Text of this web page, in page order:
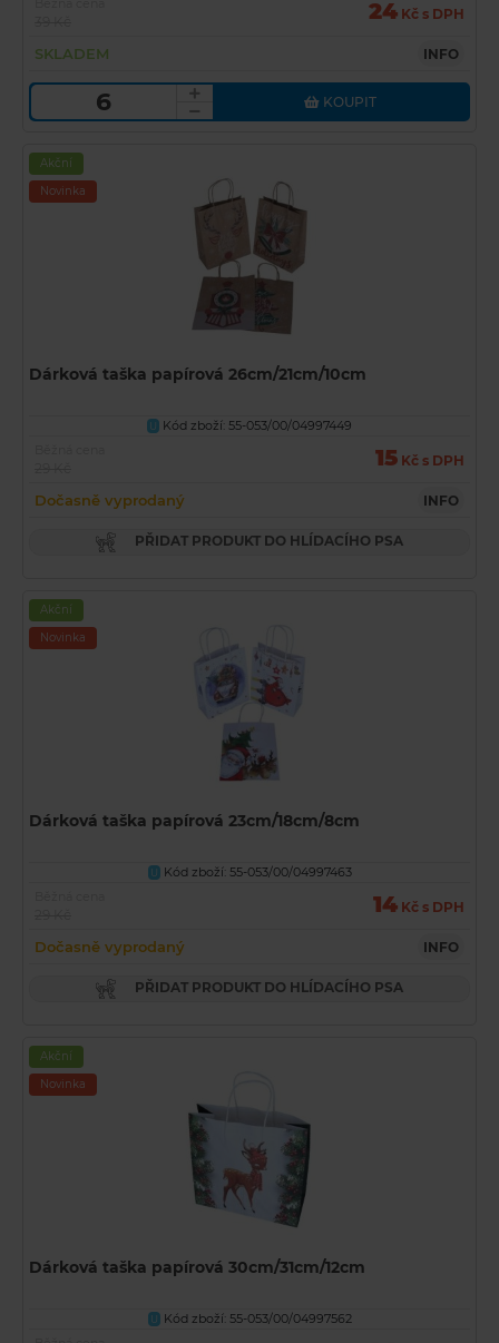
24 Kč s DPH
SKLADEM INFO
KOUPIT
Akční
Novinka
Dárková taška papírová 26cm/21cm/10cm
U
Kód zboží: 55-053/00/04997449
15 Kč s DPH
Dočasně vyprodaný INFO
PŘIDAT PRODUKT DO HLÍDACÍHO PSA
Akční
Novinka
Dárková taška papírová 23cm/18cm/8cm
U Kód zboží: 55-053/00/04997463
14 Kč s DPH
Dočasně vyprodaný INFO
PŘIDAT PRODUKT DO HLÍDACÍHO PSA
Akční
Novinka
Dárková taška papírová 30cm/31cm/12cm
U Kód zboží: 55-053/00/04997562